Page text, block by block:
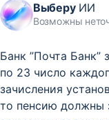
ВыберуИИ
Возможны
Банк ”Почта Банк”
по 23 число
зачисления
то пенсию должны